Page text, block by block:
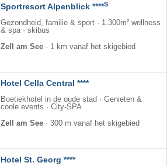
Sportresort Alpenblick ****S
Gezondheid, familie & sport · 1.300m² wellness
& spa · skibus
Zell am See · 1 km vanaf het skigebied
Hotel Cella Central ****
Boetiekhotel in de oude stad · Genieten &
coole events · City-SPA
Zell am See · 300 m vanaf het skigebied
Hotel St. Georg ****